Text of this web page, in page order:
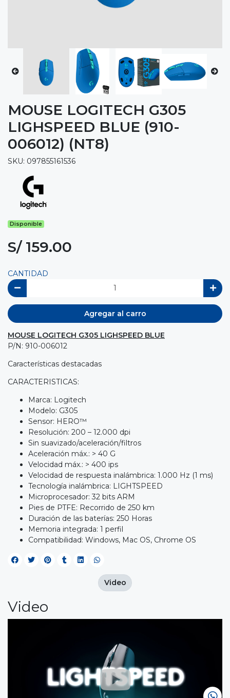
MOUSE LOGITECH G305
LIGHSPEED BLUE (910-
006012) (NT8)
SKU: 097855161536
Disponible
S/ 159.00
CANTIDAD
Agregar al carro
MOUSE LOGITECH G305 LIGHSPEED BLUE
P/N: 910-006012
Características destacadas
CARACTERISTICAS:
Marca: Logitech
Modelo: G305
Sensor: HERO™
Resolución: 200 – 12.000 dpi
Sin suavizado/aceleración/filtros
Aceleración máx.: > 40 G
Velocidad máx.: > 400 ips
Velocidad de respuesta inalámbrica: 1.000 Hz (1 ms)
Tecnología inalámbrica: LIGHTSPEED
Microprocesador: 32 bits ARM
Pies de PTFE: Recorrido de 250 km
Duración de las baterías: 250 Horas
Memoria integrada: 1 perfil
Compatibilidad: Windows, Mac OS, Chrome OS
Video
Video